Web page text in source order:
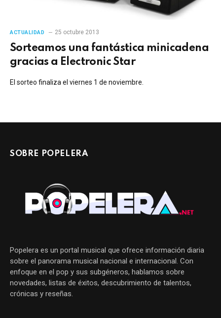
ACTUALIDAD 25 octubre 2013
Sorteamos una fantástica minicadena
gracias a Electronic Star
El sorteo finaliza el viernes 1 de noviembre.
SOBRE POPELERA
Popelera es un portal musical que ofrece información diaria
sobre el panorama musical nacional e internacional. Con
enfoque en el pop y sus subgéneros, hablamos sobre
novedades, listas de éxitos, descubrimiento de talentos,
crónicas y reseñas.